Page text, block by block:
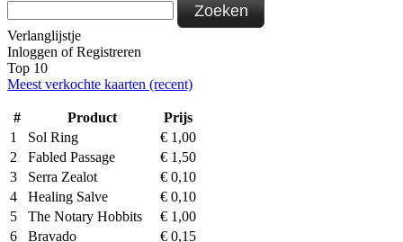
Zoeken
Verlanglijstje
Inloggen ofRegistreren
Top 10
Meest verkochte kaarten (recent)
# Product
Prijs
1
Sol Ring € 1,00
2
Fabled Passage € 1,50
3
Serra Zealot € 0,10
4
Healing Salve € 0,10
5
The Notary Hobbits € 1,00
6
Bravado € 0,15